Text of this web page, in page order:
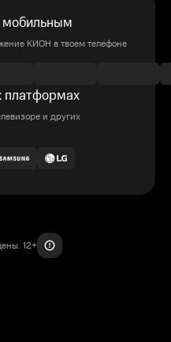
мобильным
КИОН в твоем телефоне
платформах
и других
12+